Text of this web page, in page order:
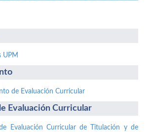
UPM
de Evaluación Curricular
Evaluación Curricular
de Evaluación Curricular de Titulación y de